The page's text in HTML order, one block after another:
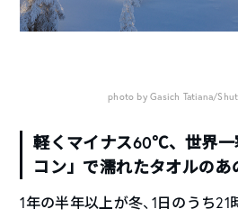
photo by Gasich Tatiana/
軽くマイナス60℃、世界一
コン」で濡れたタオルのあ
1年の半年以上が冬、1日のうち